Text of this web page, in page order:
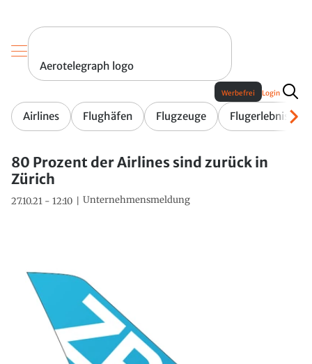
Aerotelegraph logo
Airlines Flughäfen Flugzeuge Flugerlebnis
Werbefrei Login
80 Prozent der Airlines sind zurück in
Zürich
27.10.21 - 12:10 Unternehmensmeldung